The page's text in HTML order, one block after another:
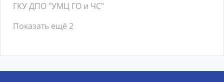
ГКУ ДПО "УМЦ ГО и ЧС"
Показать ещё 2